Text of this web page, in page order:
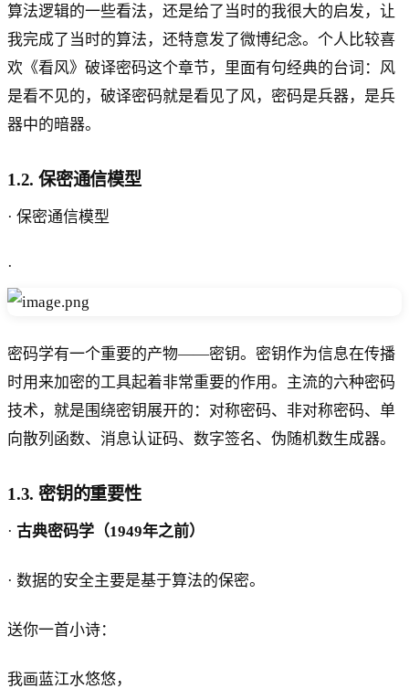
算法逻辑的一些看法，还是给了当时的我很大的启发，让
我完成了当时的算法，还特意发了微博纪念。个人比较喜
欢《看风》破译密码这个章节，里面有句经典的台词：风
是看不见的，破译密码就是看见了风，密码是兵器，是兵
器中的暗器。
1.2. 保密通信模型
· 保密通信模型
·
密码学有一个重要的产物——密钥。密钥作为信息在传播
时用来加密的工具起着非常重要的作用。主流的六种密码
技术，就是围绕密钥展开的：对称密码、非对称密码、单
向散列函数、消息认证码、数字签名、伪随机数生成器。
1.3. 密钥的重要性
· 古典密码学（1949年之前）
· 数据的安全主要是基于算法的保密。
送你一首小诗：
我画蓝江水悠悠，